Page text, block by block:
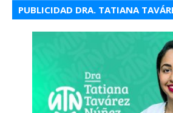
PUBLICIDAD DRA. TATIANA